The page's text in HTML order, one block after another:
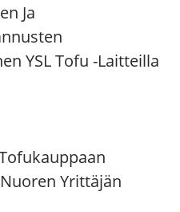
Ja
YSL Tofu -laitteilla
Yrittäjän